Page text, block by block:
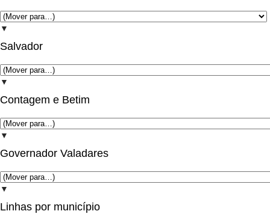
▼
Salvador
▼
Contagem e Betim
▼
Governador Valadares
▼
Linhas por município